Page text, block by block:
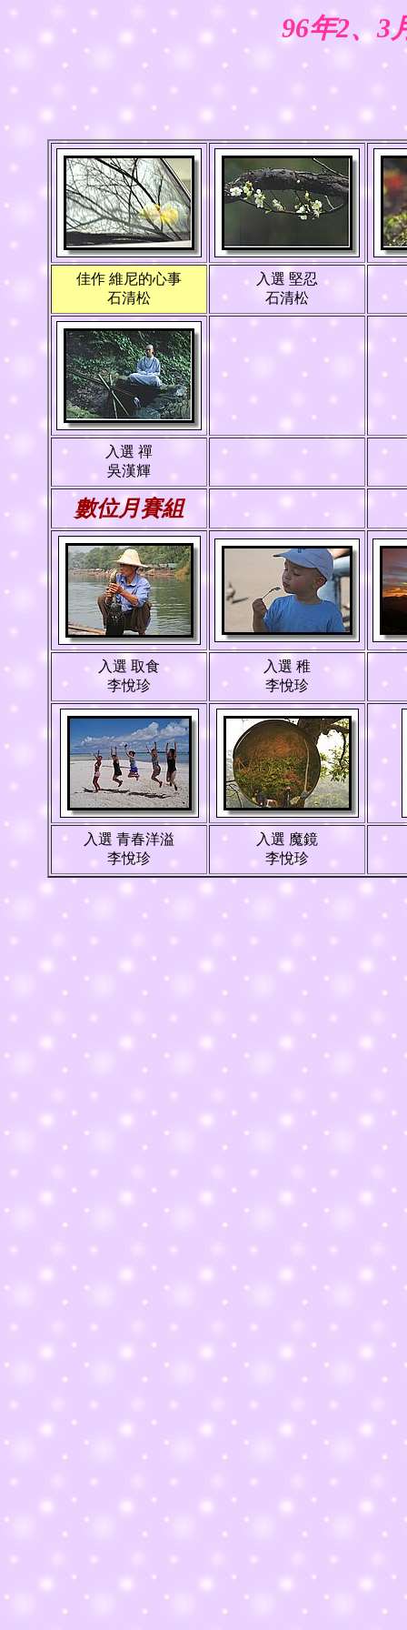
96年2、3
佳作 維尼的心事
石清松
入選 堅忍
石清松
入選 禪
吳漢輝
數位月賽組
入選 取食
李悅珍
入選 稚
李悅珍
入選 青春洋溢
李悅珍
入選 魔鏡
李悅珍